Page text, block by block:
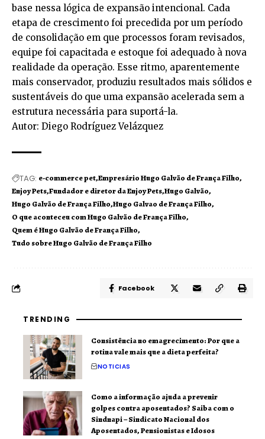
base nessa lógica de expansão intencional. Cada
etapa de crescimento foi precedida por um período
de consolidação em que processos foram revisados,
equipe foi capacitada e estoque foi adequado à nova
realidade da operação. Esse ritmo, aparentemente
mais conservador, produziu resultados mais sólidos e
sustentáveis do que uma expansão acelerada sem a
estrutura necessária para suportá-la.
Autor: Diego Rodríguez Velázquez
TAG: e-commerce pet Empresário Hugo Galvão de França Filho
Enjoy Pets Fundador e diretor da Enjoy Pets Hugo Galvão
Hugo Galvão de França Filho Hugo Galvao de França Filho
O que aconteceu com Hugo Galvão de França Filho
Quem é Hugo Galvão de França Filho
Tudo sobre Hugo Galvão de França Filho
Facebook
TRENDING
Consistência no emagrecimento: Por que a
rotina vale mais que a dieta perfeita?
NOTICIAS
Como a informação ajuda a prevenir
golpes contra aposentados? Saiba com o
Sindnapi – Sindicato Nacional dos
Aposentados, Pensionistas e Idosos